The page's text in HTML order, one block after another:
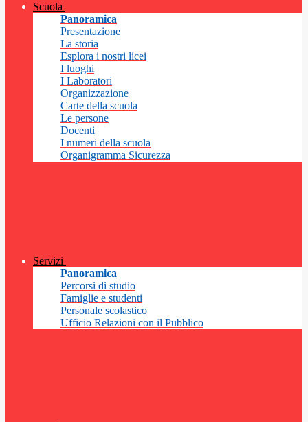
Scuola
Panoramica
Presentazione
La storia
Esplora i nostri licei
I luoghi
I Laboratori
Organizzazione
Carte della scuola
Le persone
Docenti
I numeri della scuola
Organigramma Sicurezza
Servizi
Panoramica
Percorsi di studio
Famiglie e studenti
Personale scolastico
Ufficio Relazioni con il Pubblico